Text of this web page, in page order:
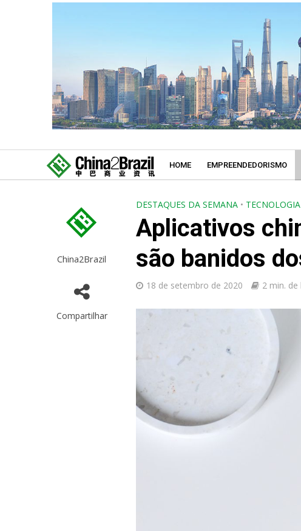
HOME EMPREENDEDORISMO
China2Brazil
Compartilhar
DESTAQUES DA SEMANA • TECNOLOGIA
Aplicativos
são banidos
18 de setembro de 2020 2 min. de